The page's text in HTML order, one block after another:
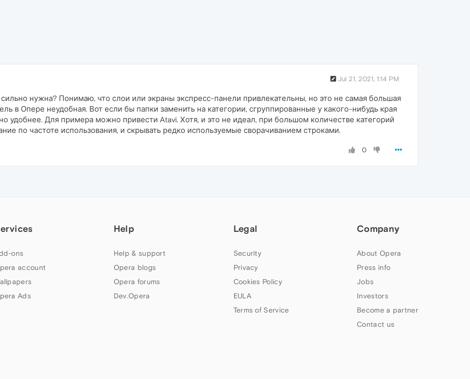
Jul 21, 2021, 1:14 PM
сильно нужна? Понимаю, что слои или экраны экспресс-панели привлекательны, но это не самая большая
в Опере неудобная. Вот если бы папки заменить на категории, сгруппированные у какого-нибудь края
удобнее. Для примера можно привести Atavi. Хотя, и это не идеал, при большом количестве категорий
по частоте использования, и скрывать редко используемые сворачиванием строками.
0
ons
account
Ads
Help
Help & support
Opera blogs
Opera forums
Dev.Opera
Legal
Security
Privacy
Cookies Policy
EULA
Terms of Service
Company
About Opera
Press info
Jobs
Investors
Become a partner
Contact us